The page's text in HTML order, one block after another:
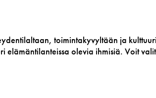
toimintakyvyltään ja
elämäntilanteissa olevia ihmisiä. Voit